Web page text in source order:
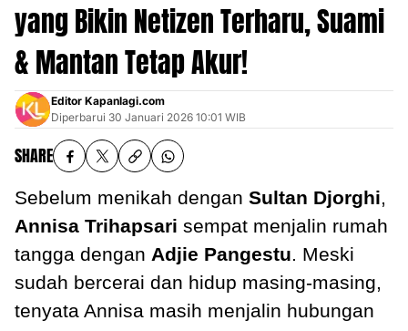
yang Bikin Netizen Terharu, Suami
& Mantan Tetap Akur!
Editor Kapanlagi.com
Diperbarui 30 Januari 2026 10:01 WIB
SHARE
Sebelum menikah dengan Sultan Djorghi,
Annisa Trihapsari sempat menjalin rumah
tangga dengan Adjie Pangestu. Meski
sudah bercerai dan hidup masing-masing,
tenyata Annisa masih menjalin hubungan